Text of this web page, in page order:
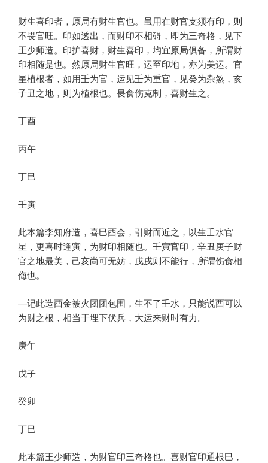
财生喜印者，原局有财生官也。虽用在财官支须有印，则
不畏官旺。印如透出，而财印不相碍，即为三奇格，见下
王少师造。印护喜财，财生喜印，均宜原局俱备，所谓财
印相随是也。然原局财生官旺，运至印地，亦为美运。官
星植根者，如用壬为官，运见壬为重官，见癸为杂煞，亥
子丑之地，则为植根也。畏食伤克制，喜财生之。
丁酉
丙午
丁巳
壬寅
此本篇李知府造，喜巳酉会，引财而近之，以生壬水官
星，更喜时逢寅，为财印相随也。壬寅官印，辛丑庚子财
官之地最美，己亥尚可无妨，戊戌则不能行，所谓伤食相
侮也。
—记此造酉金被火团团包围，生不了壬水，只能说酉可以
为财之根，相当于埋下伏兵，大运来财时有力。
庚午
戊子
癸卯
丁巳
此本篇王少师造，为财官印三奇格也。喜财官印通根巳，